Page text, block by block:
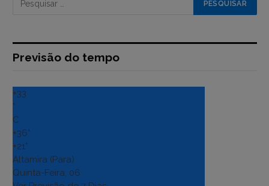
Previsão do tempo
+33
°
C
+36°
+21°
Altamira (Para)
Quinta-Feira, 06